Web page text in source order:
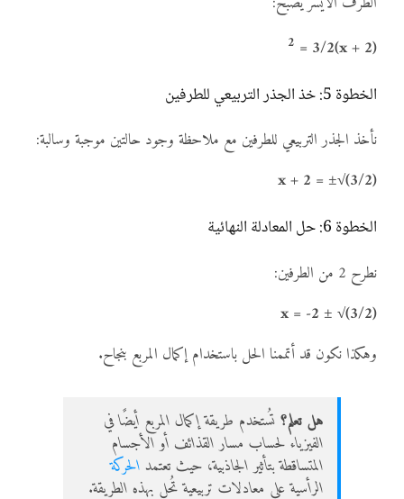
(x + 2)
2 = 3/2
الخطوة 5: خذ الجذر التربيعي للطرفين
نأخذ الجذر التربيعي للطرفين مع ملاحظة وجود حالتين موجبة وسالبة:
x + 2 = ±√(3/2)
الخطوة 6: حل المعادلة النهائية
نطرح 2 من الطرفين:
x = -2 ± √(3/2)
وهكذا نكون قد أتممنا الحل باستخدام إكمال المربع بنجاح.
هل تعلم؟تُستخدم طريقة إكمال المربع أيضًا في
الفيزياء لحساب مسار القذائف أو الأجسام
المتساقطة بتأثير الجاذبية، حيث تعتمد الحركة
الرأسية على معادلات تربيعية تُحل بهذه الطريقة.